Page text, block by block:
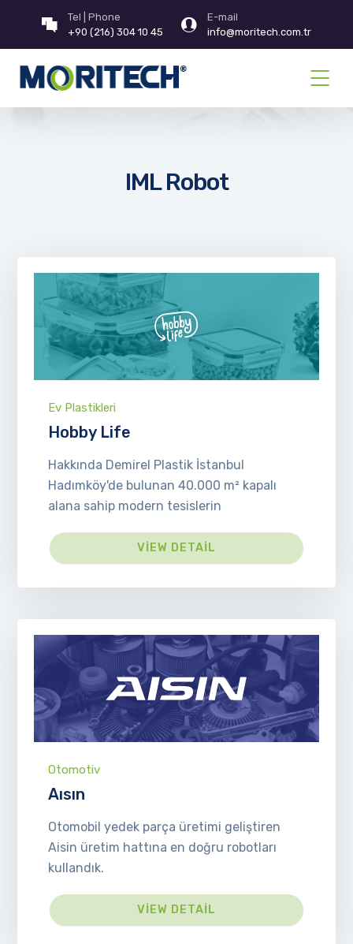
Tel | Phone
+90 (216) 304 10 45
E-mail
info@moritech.com.tr
IML Robot
Ev Plastikleri
Hobby Life
Hakkında Demirel Plastik İstanbul
Hadımköy'de bulunan 40.000 m² kapalı
alana sahip modern tesislerin
VIEW DETAIL
Otomotiv
Aısın
Otomobil yedek parça üretimi geliştiren
Aisin üretim hattına en doğru robotları
kullandık.
VIEW DETAIL